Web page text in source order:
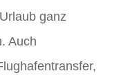
ganz
Auch